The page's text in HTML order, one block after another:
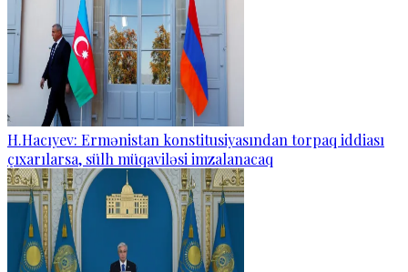
H.Hacıyev: Ermənistan konstitusiyasından torpaq iddiası
çıxarılarsa, sülh müqaviləsi imzalanacaq